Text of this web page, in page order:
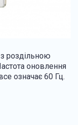
роздільною
оновлення
означає 60 Гц.